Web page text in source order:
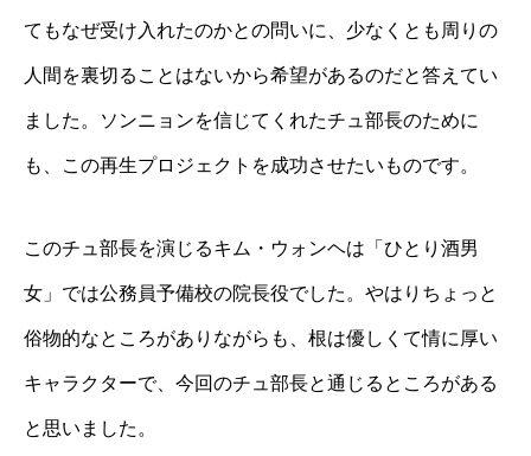
てもなぜ受け入れたのかとの問いに、少なくとも周りの
人間を裏切ることはないから希望があるのだと答えてい
ました。ソンニョンを信じてくれたチュ部長のために
も、この再生プロジェクトを成功させたいものです。
このチュ部長を演じるキム・ウォンヘは「ひとり酒男
女」では公務員予備校の院長役でした。やはりちょっと
俗物的なところがありながらも、根は優しくて情に厚い
キャラクターで、今回のチュ部長と通じるところがある
と思いました。